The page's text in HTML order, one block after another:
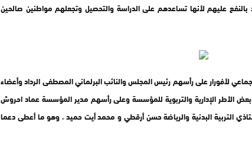
بالنفع عليهم لأنها تساعدهم على الدراسة والتحصيل وتجعلهم مواطنين صالحين
لأفورار على رأسهم رئيس المجلس والنائب البرلماني المصطفى الرداد وأعضاء
الأطر الإدارية والتربوية للمؤسسة وعلى رأسهم مدير المؤسسة عماد احروش
التربية البدنية والرياضة حسن أرقطي و محمد أيت حميد ، وهو ما أعطى دعما